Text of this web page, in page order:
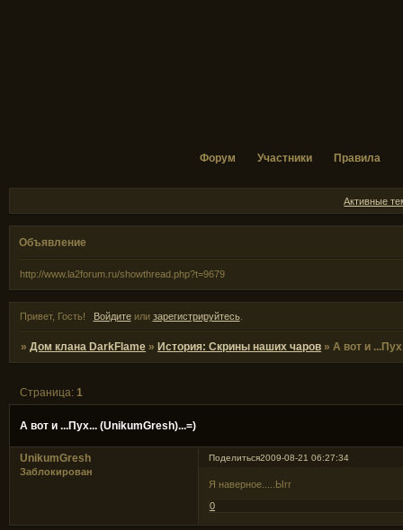
Форум Участники Правила
Активные
Объявление
http://www.la2forum.ru/showthread.php?t=9679
Привет, Гость! Войдитеили зарегистрируйтесь.
»Дом клана DarkFlame »История: Скрины наших чаров »А вот и
А вот и ...Пух... (UnikumGresh)...=)
Страница:1
Поделиться2009-08-21 06:27:34
UnikumGresh
Заблокирован
Я наверное.....Ыгг
0